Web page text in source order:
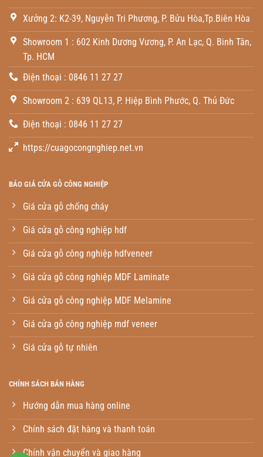
Xưởng 2: K2-39, Nguyễn Tri Phương, P. Bửu Hòa,Tp.Biên Hòa
Showroom 1 : 602 Kinh Dương Vương, P. An Lạc, Q. Binh Tân,
Tp. HCM
Điện thoại : 0846 11 27 27
Showroom 2 : 639 QL13, P. Hiệp Bình Phước, Q. Thủ Đức
Điện thoại : 0846 11 27 27
https://cuagocongnghiep.net.vn
BÁO GIÁ CỬA GỖ CÔNG NGHIỆP
Giá cửa gỗ chống cháy
Giá cửa gỗ công nghiệp hdf
Giá cửa gỗ công nghiệp hdfveneer
Giá cửa gỗ công nghiệp MDF Laminate
Giá cửa gỗ công nghiệp MDF Melamine
Giá cửa gỗ công nghiệp mdf veneer
Giá cửa gỗ tự nhiên
CHÍNH SÁCH BÁN HÀNG
Hướng dẫn mua hàng online
Chính sách đặt hàng và thanh toán
Chính vận chuyển và giao hàng